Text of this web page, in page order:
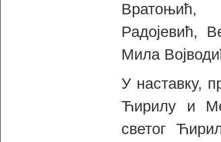
Радојевић,
Мила
У наставку,
Ћирилу и
светог